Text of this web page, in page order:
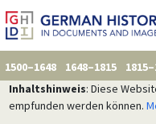
1500–1648 1648–1815
Inhaltshinweis: Diese
empfunden werden können.